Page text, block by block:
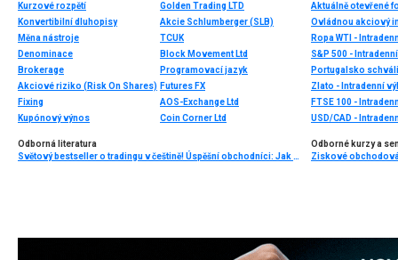
Kurzové rozpětí
Konvertibilní dluhopisy
Měna nástroje
Denominace
Brokerage
Akciové riziko (Risk On Shares)
Fixing
Kupónový výnos
Golden Trading LTD
Akcie Schlumberger (SLB)
TCUK
Block Movement Ltd
Programovací jazyk
Futures FX
AOS-Exchange Ltd
Coin Corner Ltd
Aktuálně otevřené
Ovládnou akciový
Ropa WTI -
S&P 500 -
Portugalsko
Zlato - Intradenní
FTSE 100 -
USD/CAD -
Odborná literatura
Světový bestseller o tradingu v češtině! Úspěšní obchodníci: Jak běžní lidé porážejí Wall Street v jeho vlastní hře
Odborné kurzy a